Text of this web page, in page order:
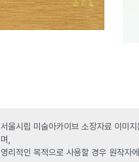
서울시립 미술아카이브 소장자료 이미
며,
영리적인 목적으로 사용할 경우 원작자